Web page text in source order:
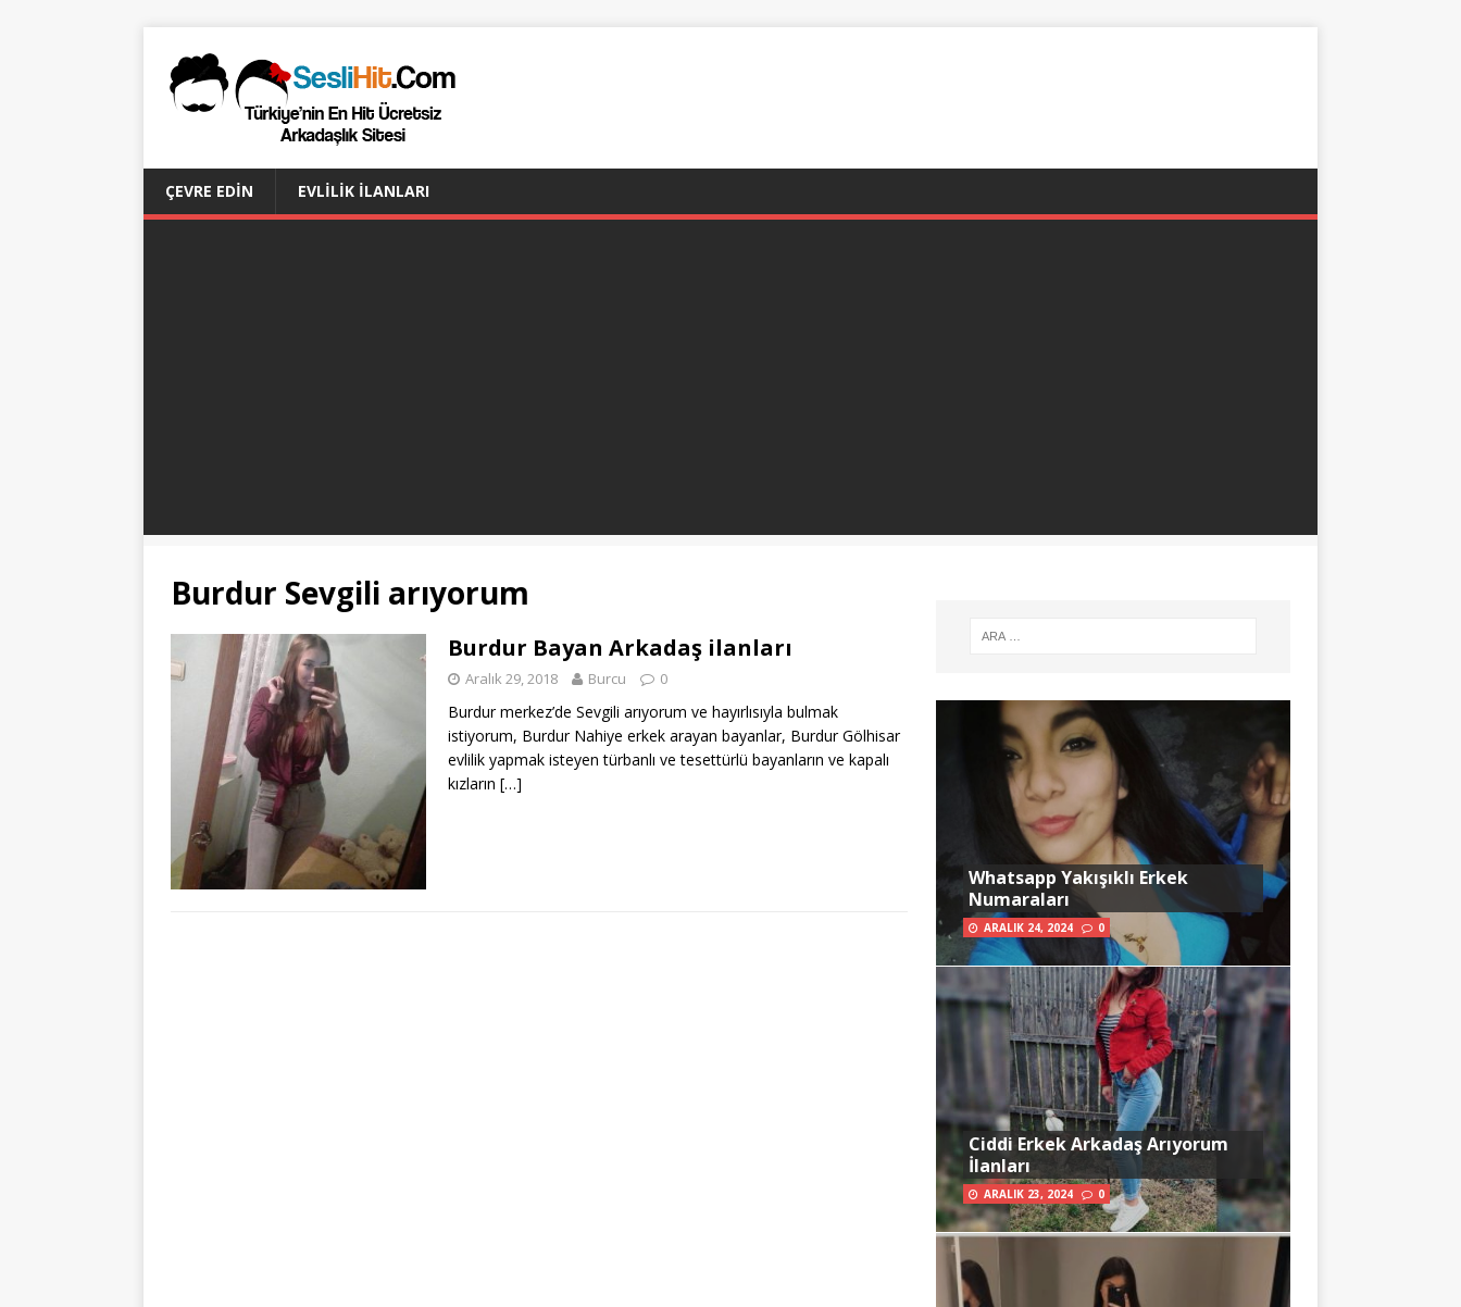
ÇEVRE EDIN EVLILIK İLANLARI
Burdur Sevgili arıyorum
Burdur Bayan Arkadaş ilanları
Aralık 29, 2018 Burcu 0
Burdur merkez’de Sevgili arıyorum ve hayırlısıyla bulmak
istiyorum, Burdur Nahiye erkek arayan bayanlar, Burdur Gölhisar
evlilik yapmak isteyen türbanlı ve tesettürlü bayanların ve kapalı
kızların […]
Whatsapp Yakışıklı Erkek
Numaraları
ARALIK 24, 2024 0
Ciddi Erkek Arkadaş Arıyorum
İlanları
ARALIK 23, 2024 0